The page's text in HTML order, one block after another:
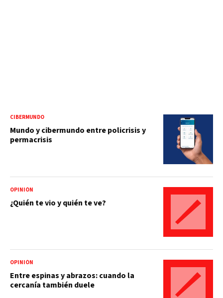
CIBERMUNDO
Mundo y cibermundo entre policrisis y
permacrisis
OPINIÓN
¿Quién te vio y quién te ve?
OPINIÓN
Entre espinas y abrazos: cuando la
cercanía también duele